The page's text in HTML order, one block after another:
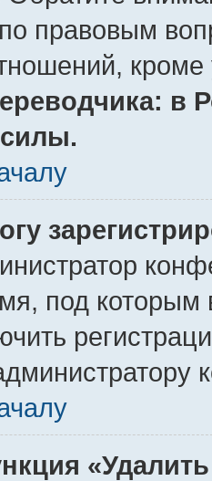
правовым
в
под которым